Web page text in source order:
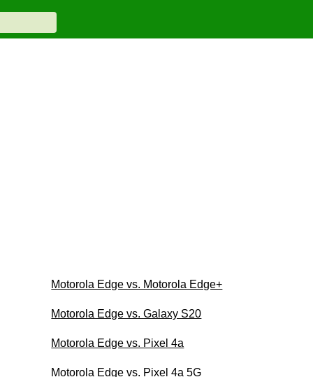
Motorola Edge vs. Motorola Edge+
Motorola Edge vs. Galaxy S20
Motorola Edge vs. Pixel 4a
Motorola Edge vs. Pixel 4a 5G